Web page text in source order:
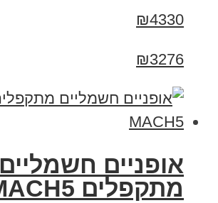
₪4330
₪3276
‏אופניים חשמליים
‏מתקפלים Stark MACH5